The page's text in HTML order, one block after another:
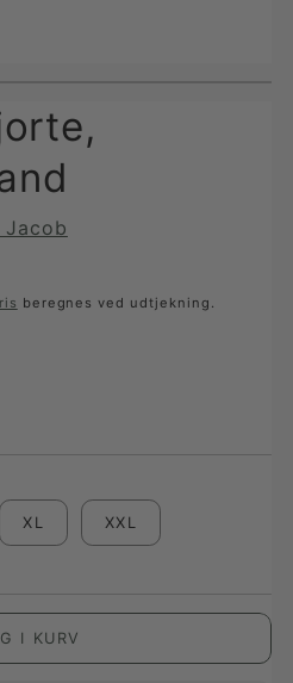
Jacob
beregnes ved udtjekning.
XL XXL
I KURV